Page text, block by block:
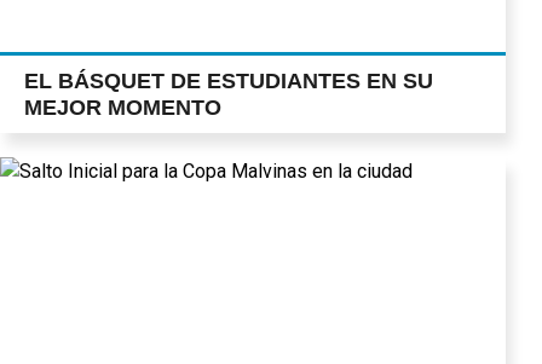
EL BÁSQUET DE ESTUDIANTES EN SU
MEJOR MOMENTO